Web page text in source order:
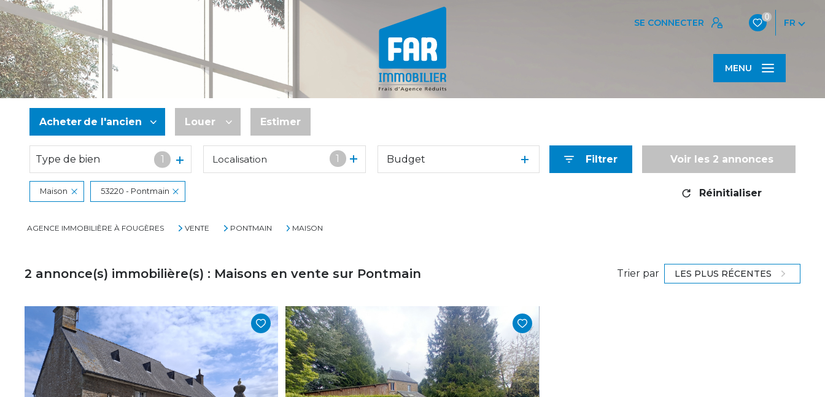
SE CONNECTER
0
FR
MENU
Acheter de l'ancien
De l'ancien
De l'immo pro
Louer
à l'année
Estimer
Type de bien 1 1
Localisation Budget Filtrer Voir les 2 annonces
Maison 53220 - Pontmain Réinitialiser
AGENCE IMMOBILIÈRE À FOUGÈRES VENTE PONTMAIN MAISON
2 annonce(s) immobilière(s) : Maisons en vente sur Pontmain Trier par LES PLUS RÉCENTES